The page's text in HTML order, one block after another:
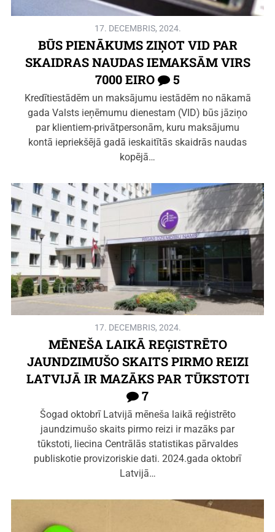
17. DECEMBRIS, 2024.
BŪS PIENĀKUMS ZIŅOT VID PAR
SKAIDRAS NAUDAS IEMAKSĀM VIRS
7000 EIRO
5
Kredītiestādēm un maksājumu iestādēm no nākamā
gada Valsts ieņēmumu dienestam (VID) būs jāziņo
par klientiem-privātpersonām, kuru maksājumu
kontā iepriekšējā gadā ieskaitītās skaidrās naudas
kopējā…
17. DECEMBRIS, 2024.
MĒNEŠA LAIKĀ REĢISTRĒTO
JAUNDZIMUŠO SKAITS PIRMO REIZI
LATVIJĀ IR MAZĀKS PAR TŪKSTOTI
7
Šogad oktobrī Latvijā mēneša laikā reģistrēto
jaundzimušo skaits pirmo reizi ir mazāks par
tūkstoti, liecina Centrālās statistikas pārvaldes
publiskotie provizoriskie dati. 2024.gada oktobrī
Latvijā…